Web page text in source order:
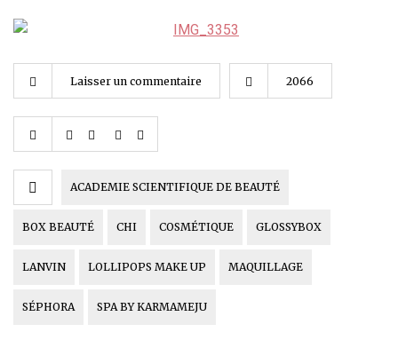
Laisser un commentaire 2066
ACADEMIE SCIENTIFIQUE DE BEAUTÉ
BOX BEAUTÉ CHI COSMÉTIQUE GLOSSYBOX
LANVIN LOLLIPOPS MAKE UP MAQUILLAGE
SÉPHORA SPA BY KARMAMEJU